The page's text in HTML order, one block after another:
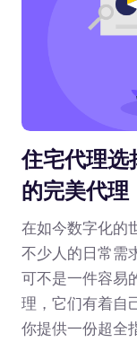
住宅代理选
的完美代理
在如今数字化的
不少人的日常需
可不是一件容易
理，它们有着自
你提供一份超全